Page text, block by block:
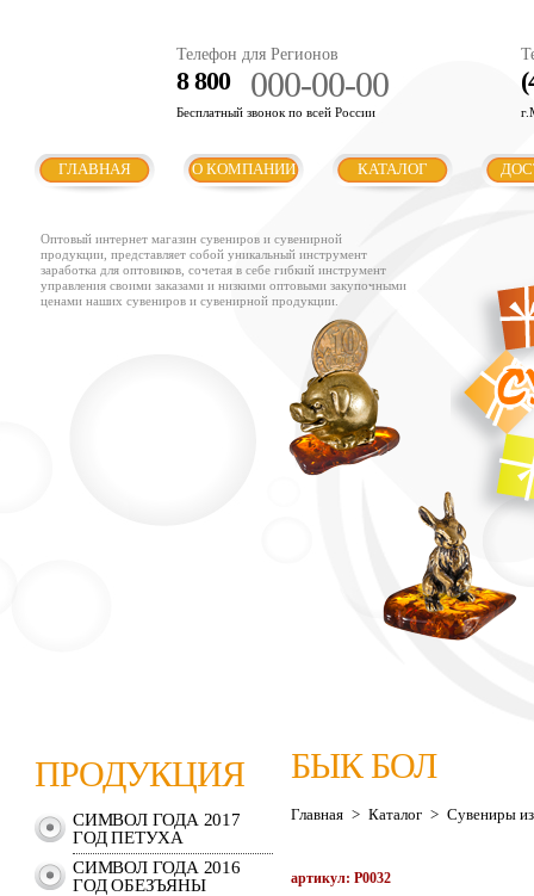
Телефон для Регионов
8 800 000-00-00
Бесплатный звонок по всей России
ГЛАВНАЯ О КОМПАНИИ КАТАЛОГ
Оптовый интернет магазин сувениров и сувенирной
продукции, представляет собой уникальный инструмент
заработка для оптовиков, сочетая в себе гибкий инструмент
управления своими заказами и низкими оптовыми закупочными
ценами наших сувениров и сувенирной продукции.
ПРОДУКЦИЯ
СИМВОЛ ГОДА 2017
ГОД ПЕТУХА
СИМВОЛ ГОДА 2016
ГОД ОБЕЗЪЯНЫ
БЫК БОЛ
Главная > Каталог > Сувениры
артикул: P0032